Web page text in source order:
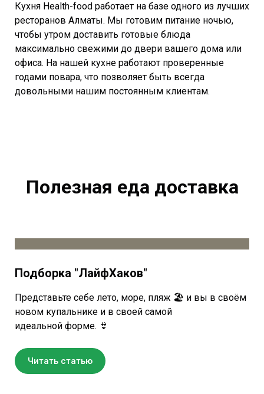
Кухня Health-food работает на базе одного из лучших
ресторанов Алматы. Мы готовим питание ночью,
чтобы утром доставить готовые блюда
максимально свежими до двери вашего дома или
офиса. На нашей кухне работают проверенные
годами повара, что позволяет быть всегда
довольными нашим постоянным клиентам.
Полезная еда доставка
Подборка "ЛайфХаков"
Представьте себе лето, море, пляж 🏖 и вы в своём
новом купальнике и в своей самой
идеальной форме. 👙
Читать статью